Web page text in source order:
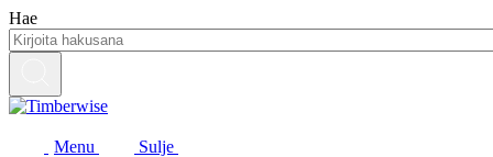
Siirry
sisältöön
Hae
Menu
Sulje